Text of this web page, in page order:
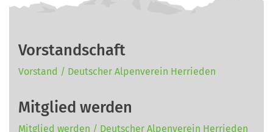
Vorstandschaft
Vorstand / Deutscher Alpenverein Herrieden
Mitglied werden
Mitglied werden / Deutscher Alpenverein Herrieden